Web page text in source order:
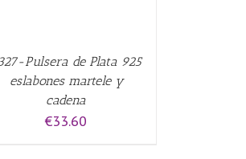
Pulsera de Plata 925
eslabones martele y
cadena
€33.60